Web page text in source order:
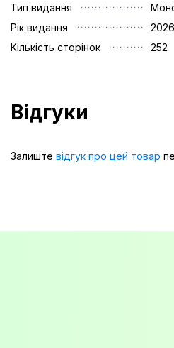
Тип видання
Рік видання
2026
Кількість сторінок
252
Відгуки
Залиште відгук про цей товар